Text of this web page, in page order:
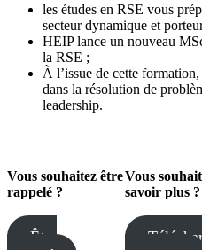
les études en RSE vous
secteur dynamique et
HEIP lance un nouveau
la RSE ;
À l’issue de cette
dans la résolution de
leadership.
Vous souhaitez être
rappelé ?
Être
Vous
savoir plus ?